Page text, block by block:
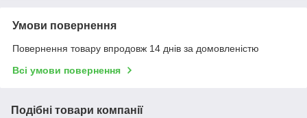
Умови повернення
Повернення товару впродовж 14 днів за домовленістю
Всі умови повернення
Подібні товари компанії